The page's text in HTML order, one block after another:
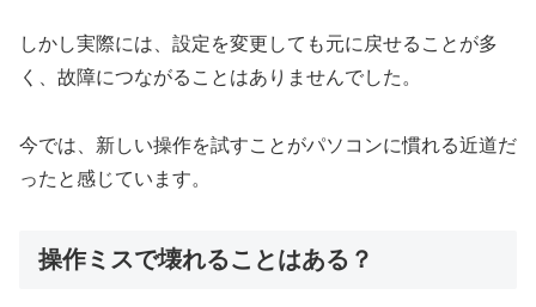
しかし実際には、設定を変更しても元に戻せることが多
く、故障につながることはありませんでした。
今では、新しい操作を試すことがパソコンに慣れる近道だ
ったと感じています。
操作ミスで壊れることはある？